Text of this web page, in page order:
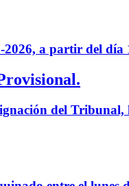
a partir del
del